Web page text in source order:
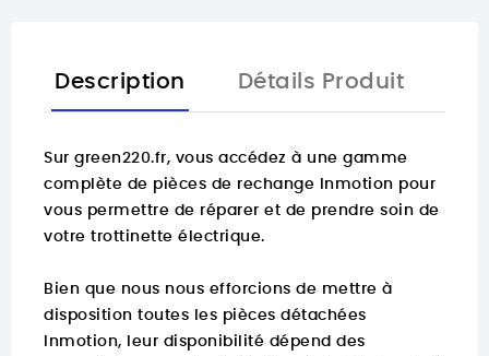
Description Détails Produit
Sur green220.fr, vous accédez à une gamme
complète de pièces de rechange Inmotion pour
vous permettre de réparer et de prendre soin de
votre trottinette électrique.
Bien que nous nous efforcions de mettre à
disposition toutes les pièces détachées
Inmotion, leur disponibilité dépend des